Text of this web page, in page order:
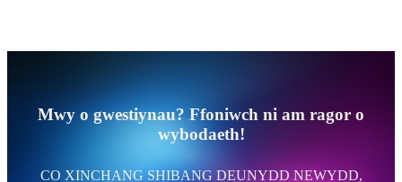
Mwy o gwestiynau? Ffoniwch ni am ragor o
wybodaeth!
CO XINCHANG SHIBANG DEUNYDD NEWYDD,